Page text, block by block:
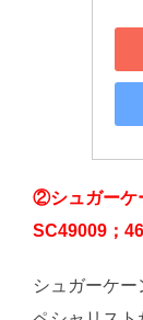
②シュガーケ
SC49009；
シュガーケ